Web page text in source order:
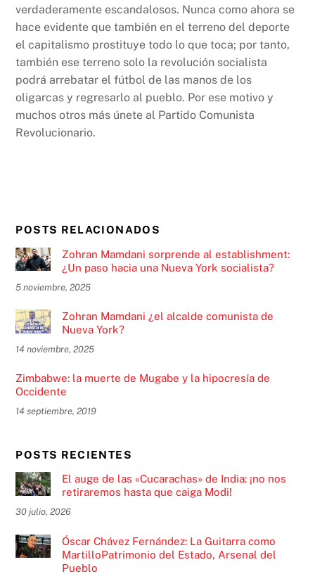
verdaderamente escandalosos. Nunca como ahora se
hace evidente que también en el terreno del deporte
el capitalismo prostituye todo lo que toca; por tanto,
también ese terreno solo la revolución socialista
podrá arrebatar el fútbol de las manos de los
oligarcas y regresarlo al pueblo. Por ese motivo y
muchos otros más únete al Partido Comunista
Revolucionario.
POSTS RELACIONADOS
Zohran Mamdani sorprende al establishment:
¿Un paso hacia una Nueva York socialista?
5 noviembre, 2025
Zohran Mamdani ¿el alcalde comunista de
Nueva York?
14 noviembre, 2025
Zimbabwe: la muerte de Mugabe y la hipocresía de
Occidente
14 septiembre, 2019
POSTS RECIENTES
El auge de las «Cucarachas» de India: ¡no nos
retiraremos hasta que caiga Modi!
30 julio, 2026
Óscar Chávez Fernández: La Guitarra como
MartilloPatrimonio del Estado, Arsenal del
Pueblo